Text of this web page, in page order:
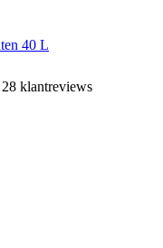
40 L
klantreviews